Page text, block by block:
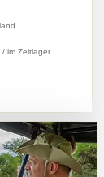
im Zeltlager